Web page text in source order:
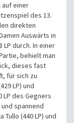
auf einer
des 13.
direkten
Auswärts in
LP durch. In einer
behielt man
dieses fast
für sich zu
LP) und
LP des Gegners
spannend
(440 LP) und